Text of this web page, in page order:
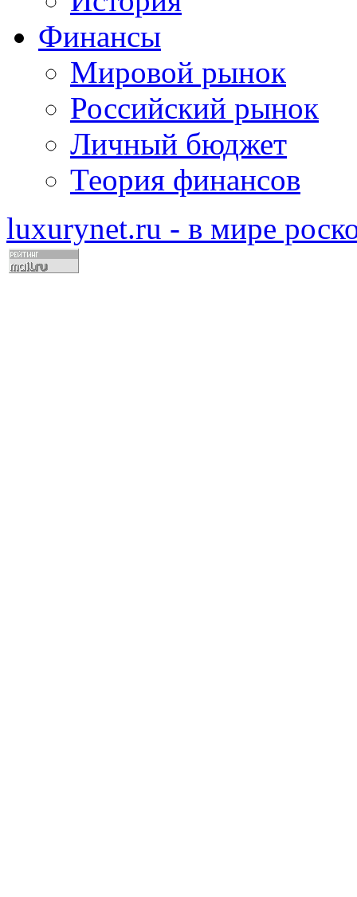
Финансы
Мировой рынок
Российский рынок
Личный бюджет
Теория финансов
luxurynet.ru - в мире